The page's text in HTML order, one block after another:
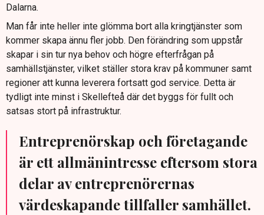
Dalarna.
Man får inte heller inte glömma bort alla kringtjänster som
kommer skapa ännu fler jobb. Den förändring som uppstår
skapar i sin tur nya behov och högre efterfrågan på
samhällstjänster, vilket ställer stora krav på kommuner samt
regioner att kunna leverera fortsatt god service. Detta är
tydligt inte minst i Skellefteå där det byggs för fullt och
satsas stort på infrastruktur.
Entreprenörskap och företagande
är ett allmänintresse eftersom stora
delar av entreprenörernas
värdeskapande tillfaller samhället.